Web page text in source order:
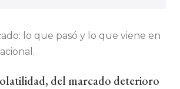
lo que pasó y lo que viene en
del marcado deterioro